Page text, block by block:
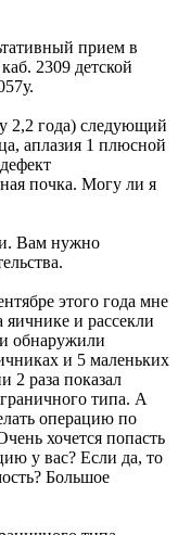
прием в
2309 детской
2,2 года) следующий
аплазия 1 плюсной
почка. Могу ли я
Вам нужно
этого года мне
и рассекли
обнаружили
и 5 маленьких
2 раза показал
типа. А
операцию по
хочется попасть
у вас? Если да, то
Большое